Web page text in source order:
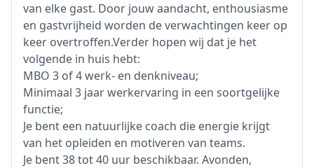
van elke gast. Door jouw aandacht, enthousiasme
en gastvrijheid worden de verwachtingen keer op
keer overtroffen.Verder hopen wij dat je het
volgende in huis hebt:
MBO 3 of 4 werk- en denkniveau;
Minimaal 3 jaar werkervaring in een soortgelijke
functie;
Je bent een natuurlijke coach die energie krijgt
van het opleiden en motiveren van teams.
Je bent 38 tot 40 uur beschikbaar. Avonden,